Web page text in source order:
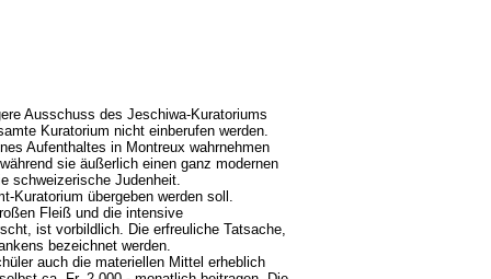
Ausschuss des Jeschiwa-Kuratoriums
Kuratorium nicht einberufen werden.
Aufenthaltes in Montreux wahrnehmen
sie äußerlich einen ganz modernen
schweizerische Judenheit.
Kuratorium übergeben werden soll.
Fleiß und die intensive
ist vorbildlich. Die erfreuliche Tatsache,
bezeichnet werden.
auch die materiellen Mittel erheblich